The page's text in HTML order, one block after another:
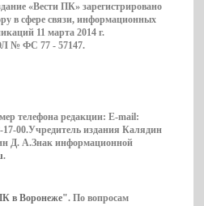
«Вести ПК» зарегистрировано
в сфере связи, информационных
11 марта 2014 г.
№ ФС 77 - 57147.
телефона редакции: E-mail:
00.Учредитель издания Калядин
Д. А.Знак информационной
.
в Воронеже". По вопросам